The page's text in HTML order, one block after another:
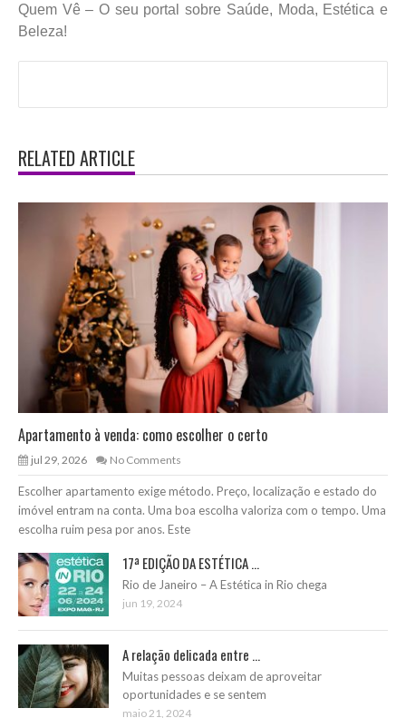
Quem Vê – O seu portal sobre Saúde, Moda, Estética e
Beleza!
RELATED ARTICLE
Apartamento à venda: como escolher o certo
jul 29, 2026 No Comments
Escolher apartamento exige método. Preço, localização e estado do
imóvel entram na conta. Uma boa escolha valoriza com o tempo. Uma
escolha ruim pesa por anos. Este
17ª EDIÇÃO DA ESTÉTICA ...
Rio de Janeiro – A Estética in Rio chega
jun 19, 2024
A relação delicada entre ...
Muitas pessoas deixam de aproveitar
oportunidades e se sentem
maio 21, 2024